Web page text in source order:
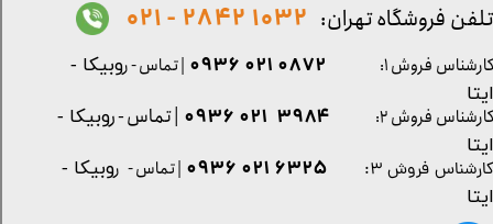
کارشناس فروش ۳: ۶۳۲۵ ۰۲۱ ۰۹۳۶ | تماس - روبیکا -
ایتا
تلفن فروشگاه تهران: 1032 2842 - 021
کارشناس فروش ۱: 0872 021 0936 | تماس - روبیکا -
ایتا
کارشناس فروش ۲:
۳۹۸۴ ۰۲۱ ۰۹۳۶ | تماس - روبیکا -
ایتا